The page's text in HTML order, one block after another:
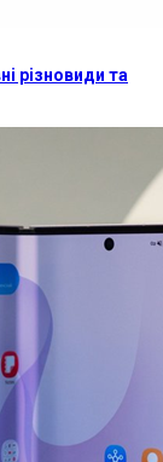
різновиди та